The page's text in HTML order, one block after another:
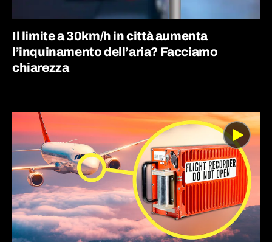
Il limite a 30km/h in città aumenta
l’inquinamento dell’aria? Facciamo
chiarezza